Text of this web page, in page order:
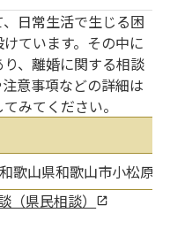
日常生活で生じる困
ています。その中に
、離婚に関する相談
意事項などの詳細は
みてください。
和歌山県和歌山市小松原
県民相談）